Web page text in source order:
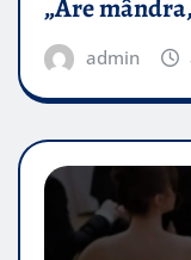
„Are
admin